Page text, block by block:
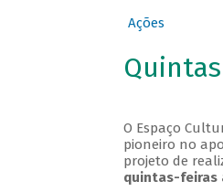
Ações
O Espaço
pioneiro no
projeto de
quintas-feiras